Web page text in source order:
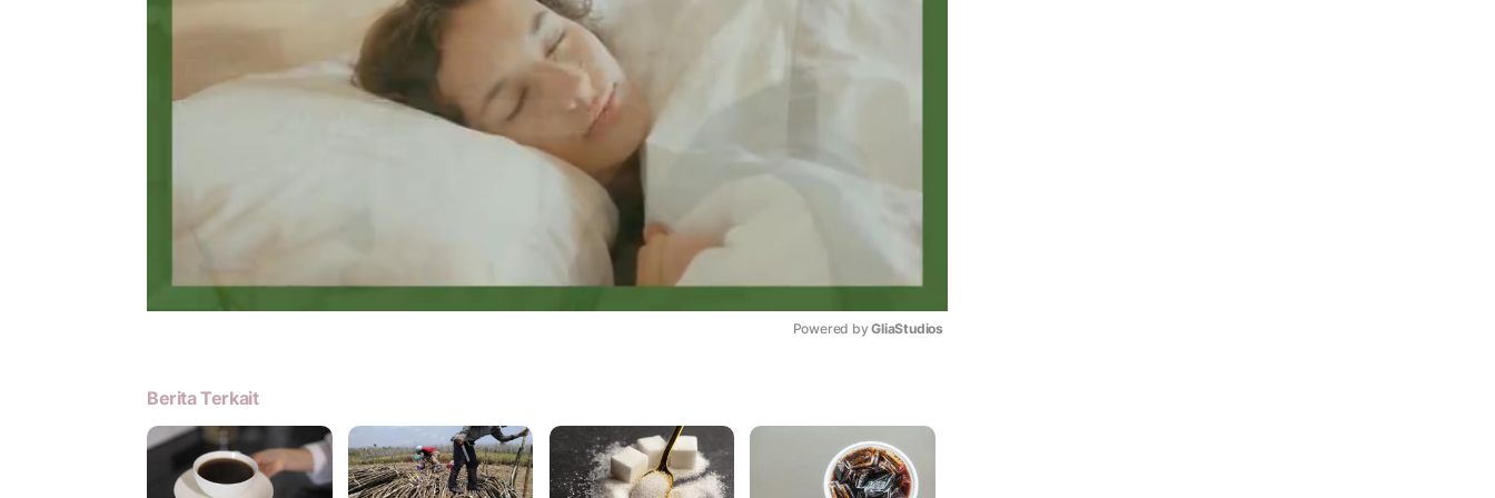
Powered by GliaStudios
Berita Terkait